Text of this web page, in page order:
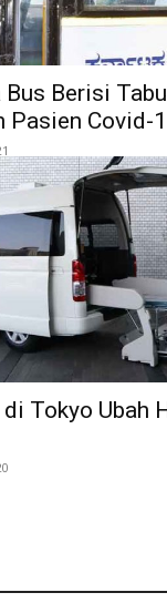
Berisi
Pasien Covid-
Tokyo Ubah